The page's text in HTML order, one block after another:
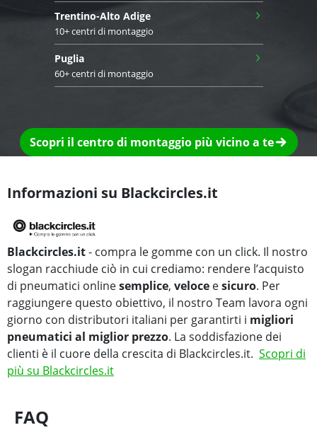
Trentino-Alto Adige
10+ centri di montaggio
›
Puglia
60+ centri di montaggio
›
Scopri il centro di montaggio più vicino a te
Informazioni su Blackcircles.it
Blackcircles.it- compra le gomme con un click. Il nostro
slogan racchiude ciò in cui crediamo: rendere l’acquisto
di pneumatici onlinesemplice, veloce esicuro. Per
raggiungere questo obiettivo, il nostro Team lavora ogni
giorno con distributori italiani per garantirti i migliori
pneumatici al miglior prezzo. La soddisfazione dei
clienti è il cuore della crescita di Blackcircles.it. Scopri di
più su Blackcircles.it
FAQ